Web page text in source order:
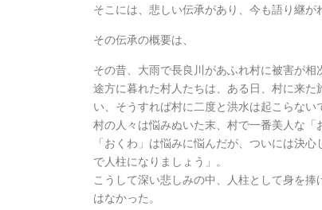
そこには、悲しい伝承があり、今も語り継が
その伝承の概要は、
その昔、大雨で長良川があふれ村に被害が相
途方に暮れた村人たちは、ある日、村に来
い、そうすれば村に二度と洪水は起こらない
村の人々は悩みぬいた末、村で一番美人な「
「おくわ」は悩みに悩んだが、ついには決
で人柱になりましょう」。
こうして深い悲しみの中、人柱として身を
はなかった。